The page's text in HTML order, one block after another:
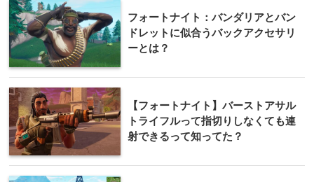
フォートナイト：バンダリアとバン
ドレットに似合うバックアクセサリ
ーとは？
【フォートナイト】バーストアサル
トライフルって指切りしなくても連
射できるって知ってた？